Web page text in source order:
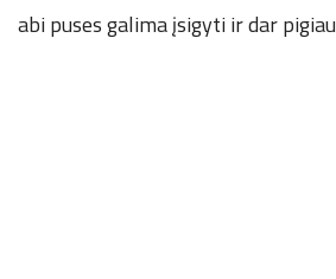
abi puses galima įsigyti ir dar